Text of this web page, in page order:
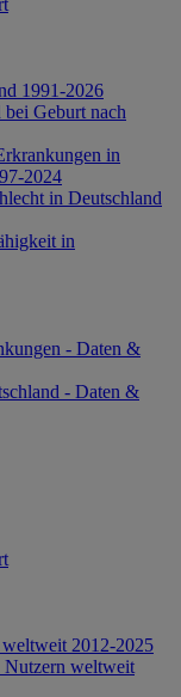
1991-2026
Geburt nach
in
2024
in Deutschland
in
- Daten &
- Daten &
2012-2025
Nutzern weltweit